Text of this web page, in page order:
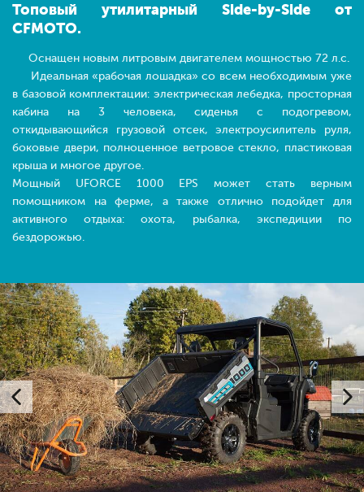
Топовый утилитарный Side-by-Side от
CFMOTO.
Оснащен новым литровым двигателем мощностью 72 л.с.
Идеальная «рабочая лошадка» со всем необходимым уже
в базовой комплектации: электрическая лебедка, просторная
кабина на 3 человека, сиденья с подогревом,
откидывающийся грузовой отсек, электроусилитель руля,
боковые двери, полноценное ветровое стекло, пластиковая
крыша и многое другое.
Мощный UFORCE 1000 EPS может стать верным
помощником на ферме, а также отлично подойдет для
активного отдыха: охота, рыбалка, экспедиции по
бездорожью.